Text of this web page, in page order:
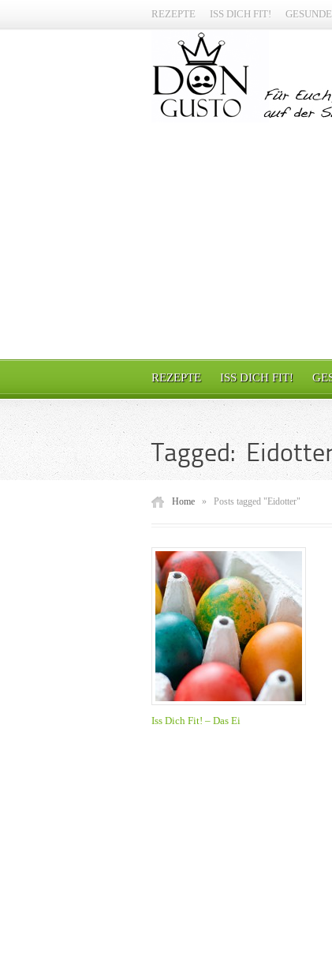
REZEPTE ISS DICH FIT!
REZEPTE ISS DICH FIT!
Tagged:
Home » Posts tagged "Eidotter"
Iss Dich Fit! – Das Ei